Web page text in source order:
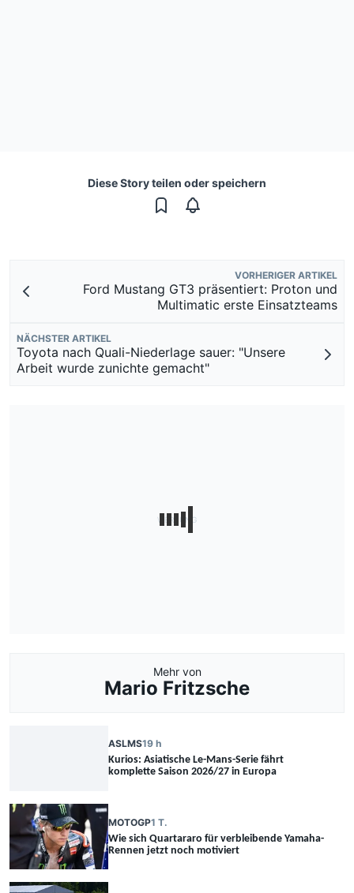
Diese Story teilen oder speichern
VORHERIGER ARTIKEL
Ford Mustang GT3 präsentiert: Proton und
Multimatic erste Einsatzteams
NÄCHSTER ARTIKEL
Toyota nach Quali-Niederlage sauer: "Unsere
Arbeit wurde zunichte gemacht"
Mehr von
Mario Fritzsche
ASLMS19 h
Kurios: Asiatische Le-Mans-Serie fährt
komplette Saison 2026/27 in Europa
MOTOGP1 T.
Wie sich Quartararo für verbleibende Yamaha-
Rennen jetzt noch motiviert